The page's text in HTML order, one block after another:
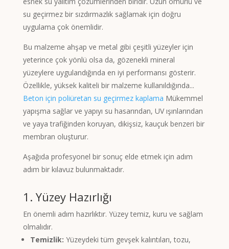
su geçirmez bir sızdırmazlık sağlamak için doğru
uygulama çok önemlidir.
Bu malzeme ahşap ve metal gibi çeşitli yüzeyler için
yeterince çok yönlü olsa da, gözenekli mineral
yüzeylere uygulandığında en iyi performansı gösterir.
Özellikle, yüksek kaliteli bir malzeme kullanıldığında...
Beton için poliüretan su geçirmez kaplama Mükemmel
yapışma sağlar ve yapıyı su hasarından, UV ışınlarından
ve yaya trafiğinden koruyan, dikişsiz, kauçuk benzeri bir
membran oluşturur.
Aşağıda profesyonel bir sonuç elde etmek için adım
adım bir kılavuz bulunmaktadır.
1. Yüzey Hazırlığı
En önemli adım hazırlıktır. Yüzey temiz, kuru ve sağlam
olmalıdır.
Temizlik: Yüzeydeki tüm gevşek kalıntıları, tozu,